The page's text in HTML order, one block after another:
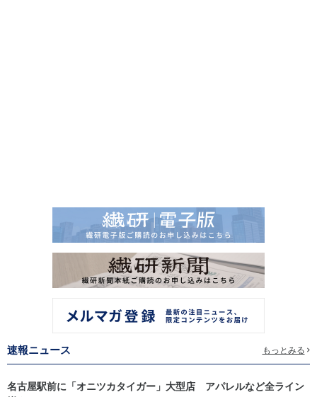
速報ニュース もっとみる
名古屋駅前に「オニツカタイガー」大型店 アパレルなど全ライン